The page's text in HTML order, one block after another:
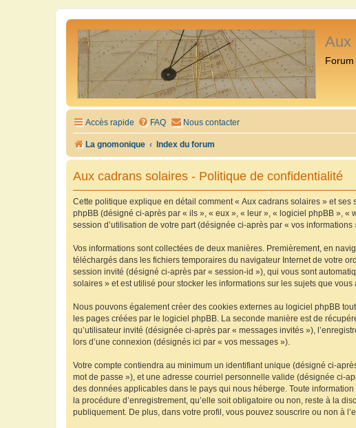
Aux
Accès rapide FAQ Nous contacter
La gnomonique Index du forum
Aux cadrans solaires - Politique de confidentialité
Cette politique explique en détail comment « Aux cadrans solaires » et
phpBB (désigné ci-après par « ils », « eux », « leur », « logiciel phpBB »,
session d’utilisation de votre part (désignée ci-après par « vos informations
Vos informations sont collectées de deux manières. Premièrement, en
téléchargés dans les fichiers temporaires du navigateur Internet de votre
session invité (désigné ci-après par « session-id »), qui vous sont
solaires » et est utilisé pour stocker les informations sur les sujets que
Nous pouvons également créer des cookies externes au logiciel phpBB
les pages créées par le logiciel phpBB. La seconde manière est de
qu’utilisateur invité (désignée ci-après par « messages invités »),
lors d’une connexion (désignés ici par « vos messages »).
Votre compte contiendra au minimum un identifiant unique (désigné ci-
mot de passe »), et une adresse courriel personnelle valide (désignée ci-
des données applicables dans le pays qui nous héberge. Toute
la procédure d’enregistrement, qu’elle soit obligatoire ou non, reste à la
publiquement. De plus, dans votre profil, vous pouvez souscrire ou non à